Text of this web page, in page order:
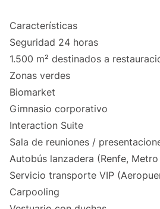
Características
Seguridad 24 horas
1.500 m² destinados a
Zonas verdes
Biomarket
Gimnasio corporativo
Interaction Suite
Sala de reuniones /
Autobús lanzadera (Renfe, Metro
Servicio transporte VIP
Carpooling